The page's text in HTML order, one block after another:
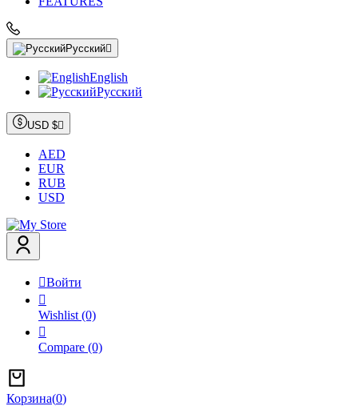
Русский
English
Русский
USD $
AED
EUR
RUB
USD
Войти

Wishlist (0)

Compare (0)
Корзина(0)